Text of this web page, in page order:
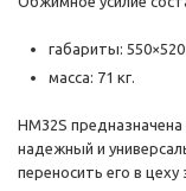
габариты:
масса: 71 кг.
HM32S
надежный и
переносить его в